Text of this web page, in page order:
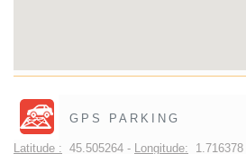
GPS PARKING
Latitude : 45.505264 - Longitude: 1.716378